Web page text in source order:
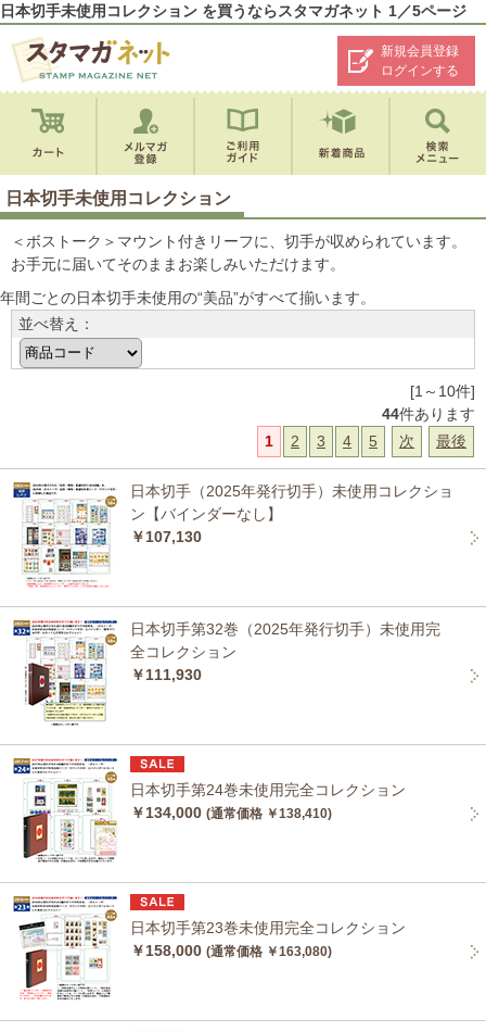
日本切手未使用コレクション を買うならスタマガネット 1／5ページ
新規会員登録
ログインする
日本切手未使用コレクション
＜ボストーク＞マウント付きリーフに、切手が収められています。
お手元に届いてそのままお楽しみいただけます。
年間ごとの日本切手未使用の“美品”がすべて揃います。
並べ替え：
[1～10件]
44件あります
1
2 3 4 5 次 最後
日本切手（2025年発行切手）未使用コレクショ
ン【バインダーなし】
￥107,130
日本切手第32巻（2025年発行切手）未使用完
全コレクション
￥111,930
日本切手第24巻未使用完全コレクション
￥134,000 (通常価格 ￥138,410)
日本切手第23巻未使用完全コレクション
￥158,000 (通常価格 ￥163,080)